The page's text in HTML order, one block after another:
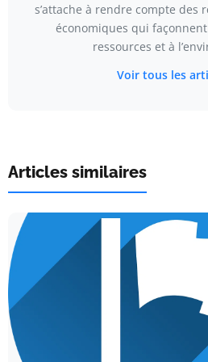
s’attache à rendre compte des
économiques qui
ressources et à
Voir tous les
Articles similaires